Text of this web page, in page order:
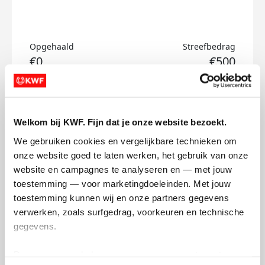
Welkom bij KWF. Fijn dat je onze website bezoekt.
We gebruiken cookies en vergelijkbare technieken om
onze website goed te laten werken, het gebruik van onze
website en campagnes te analyseren en — met jouw
toestemming — voor marketingdoeleinden. Met jouw
toestemming kunnen wij en onze partners gegevens
verwerken, zoals surfgedrag, voorkeuren en technische
gegevens.
Opgehaald
€0
Streefbedrag
€500
Doneer
Thomas's badges